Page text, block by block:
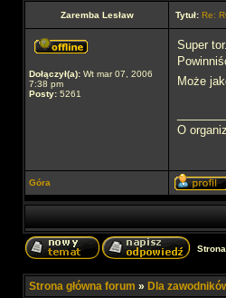
Zaremba Lesław Tytuł: Re:
Dołączył(a): Wt mar 07, 2006
7:38 pm
Posty: 5261
Super
Może
O
Góra
Strona
Strona główna forum » Dla